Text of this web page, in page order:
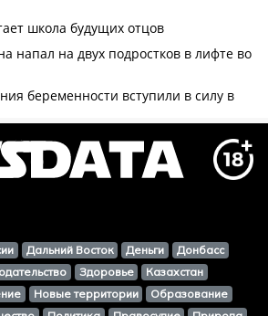
Дальний Восток Деньги
Донбасс
Здоровье
Казахстан
Новые территории
Образование